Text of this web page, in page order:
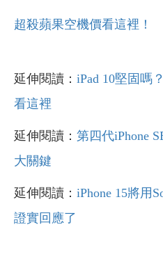
超殺蘋果空機價看這裡！
延伸閱讀： iPad 10堅固嗎
看這裡
延伸閱讀： 第四代iPhone
大關鍵
延伸閱讀： iPhone 15將用
證實回應了